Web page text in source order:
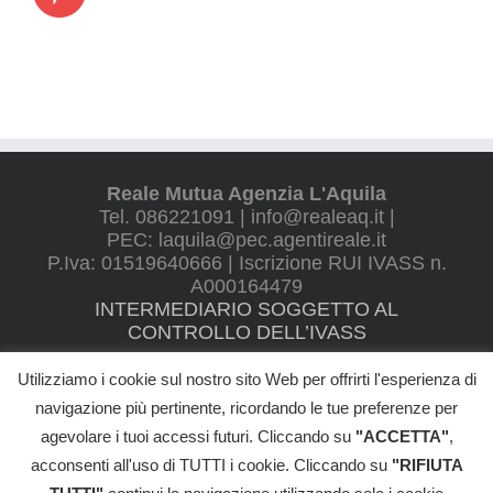
Reale Mutua Agenzia L'Aquila
Tel. 086221091 | info@realeaq.it |
PEC: laquila@pec.agentireale.it
P.Iva: 01519640666 | Iscrizione RUI IVASS n.
A000164479
INTERMEDIARIO SOGGETTO AL
CONTROLLO DELL’IVASS
©2026 VILLANI ALBERTO - All Rights Reserved |Informativa Privacy|
Termini e Condizioni
Utilizziamo i cookie sul nostro sito Web per offrirti l'esperienza di
navigazione più pertinente, ricordando le tue preferenze per
agevolare i tuoi accessi futuri. Cliccando su "ACCETTA",
acconsenti all'uso di TUTTI i cookie. Cliccando su "RIFIUTA